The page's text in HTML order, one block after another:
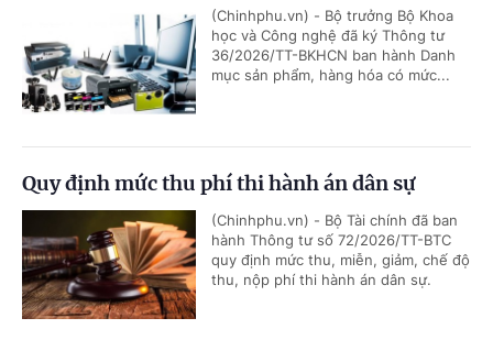
(Chinhphu.vn) - Bộ trưởng Bộ Khoa
học và Công nghệ đã ký Thông tư
36/2026/TT-BKHCN ban hành Danh
mục sản phẩm, hàng hóa có mức...
Quy định mức thu phí thi hành án dân sự
(Chinhphu.vn) - Bộ Tài chính đã ban
hành Thông tư số 72/2026/TT-BTC
quy định mức thu, miễn, giảm, chế độ
thu, nộp phí thi hành án dân sự.